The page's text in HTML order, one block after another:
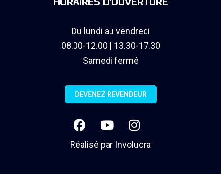
Du lundi au vendredi
08.00-12.00 | 13.30-17.30
Samedi fermé
DEVENEZ REVENDEUR
Réalisé par Involucra